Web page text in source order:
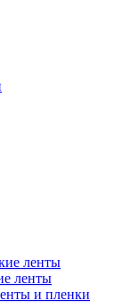
ленты
ленты
и пленки